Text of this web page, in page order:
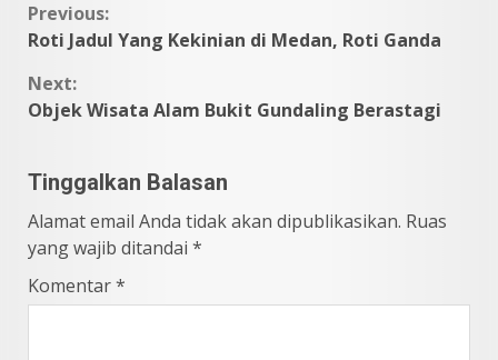
Continue
Previous:
Roti Jadul Yang Kekinian di Medan, Roti Ganda
Next:
Objek Wisata Alam Bukit Gundaling Berastagi
Tinggalkan Balasan
Alamat email Anda tidak akan dipublikasikan. Ruas
yang wajib ditandai *
Komentar*